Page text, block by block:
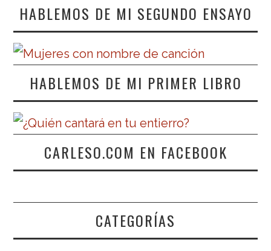
HABLEMOS DE MI SEGUNDO ENSAYO
HABLEMOS DE MI PRIMER LIBRO
CARLESO.COM EN FACEBOOK
CATEGORÍAS